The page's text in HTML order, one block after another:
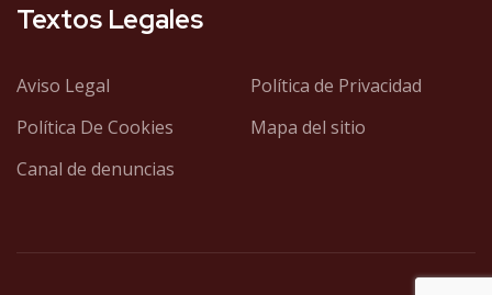
Textos Legales
Aviso Legal
Política de Privacidad
Política De Cookies
Mapa del sitio
Canal de denuncias